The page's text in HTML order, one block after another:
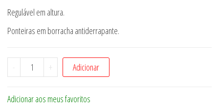
Regulável em altura.
Ponteiras em borracha antiderrapante.
-
Quantidade
de
em
+ Adicionar
Adicionar aos meus favoritos